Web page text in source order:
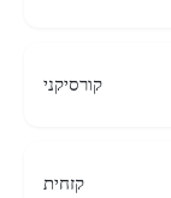
קורסיקני
קזחית